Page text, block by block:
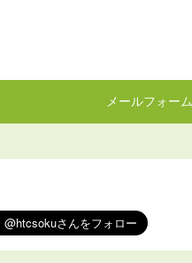
メールフォーム